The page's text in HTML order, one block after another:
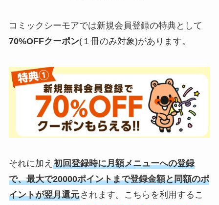
コミックシーモアでは新規会員登録の特典として
70%OFFクーポン(１冊のみ対象)があります。
それに加え 初回登録時に月額メニューへの登録
で、最大で20000ポイントまで登録金額と同額のポ
イントが翌月還元されます。こちらを利用するこ